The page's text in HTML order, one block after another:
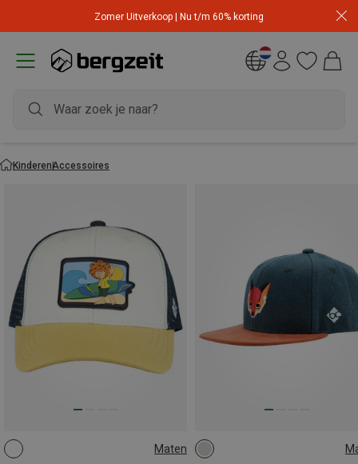
Zomer Uitverkoop | Nu t/m 60% korting
KinderenAccessoires
Maten
54 ONE SIZE